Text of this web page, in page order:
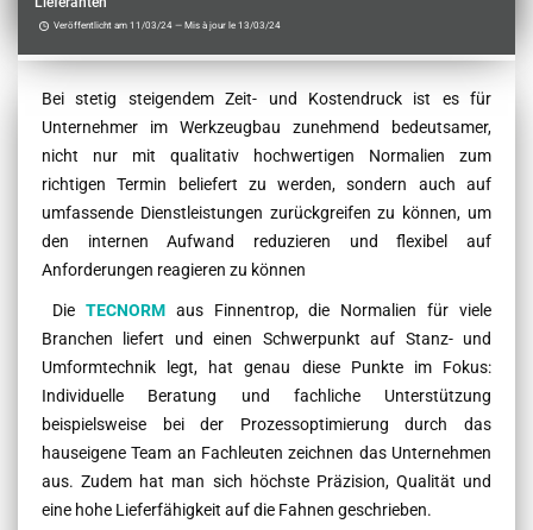
Veröffentlicht am 11/03/24 — Mis à jour le 13/03/24
Contenu
Bei stetig steigendem Zeit- und Kostendruck ist es für
Unternehmer im Werkzeugbau zunehmend bedeutsamer,
nicht nur mit qualitativ hochwertigen Normalien zum
richtigen Termin beliefert zu werden, sondern auch auf
umfassende Dienstleistungen zurückgreifen zu können, um
den internen Aufwand reduzieren und flexibel auf
Anforderungen reagieren zu können
Die TECNORMaus Finnentrop, die Normalien für viele
Branchen liefert und einen Schwerpunkt auf Stanz- und
Umformtechnik legt, hat genau diese Punkte im Fokus:
Individuelle Beratung und fachliche Unterstützung
beispielsweise bei der Prozessoptimierung durch das
hauseigene Team an Fachleuten zeichnen das Unternehmen
aus. Zudem hat man sich höchste Präzision, Qualität und
eine hohe Lieferfähigkeit auf die Fahnen geschrieben.